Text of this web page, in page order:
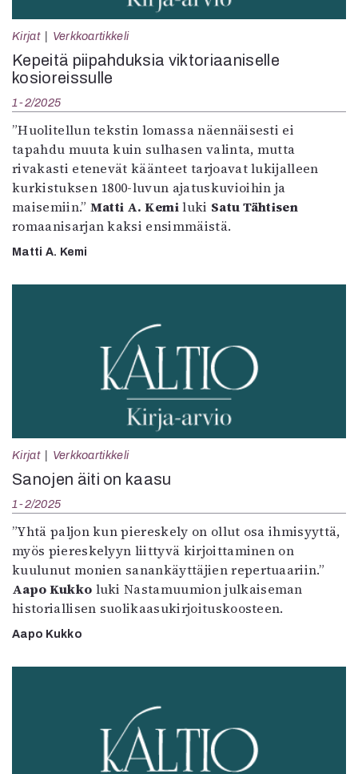
Kirjat
Arkisto
4/2026
2–3/2026
1/2026
6/2025
5/2025 saame
5/2025
Yhteistyössä
Toimitus
Mediatiedot
Kaltio ry
Kirjat Verkkoartikkeli
Kepeitä piipahduksia viktoriaaniselle
kosioreissulle
1-2/2025
”Huolitellun tekstin lomassa näennäisesti ei
tapahdu muuta kuin sulhasen valinta, mutta
rivakasti etenevät käänteet tarjoavat lukijalleen
kurkistuksen 1800-luvun ajatuskuvioihin ja
maisemiin.” Matti A. Kemiluki Satu Tähtisen
romaanisarjan kaksi ensimmäistä.
Matti A. Kemi
Kirjat Verkkoartikkeli
Sanojen äiti on kaasu
1-2/2025
”Yhtä paljon kun piereskely on ollut osa ihmisyyttä,
myös piereskelyyn liittyvä kirjoittaminen on
kuulunut monien sanankäyttäjien repertuaariin.”
Aapo Kukko luki Nastamuumion julkaiseman
historiallisen suolikaasukirjoituskoosteen.
Aapo Kukko